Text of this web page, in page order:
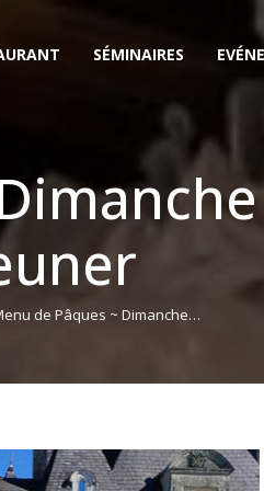
SÉMINAIRES
de Pâques ~ Dimanche…